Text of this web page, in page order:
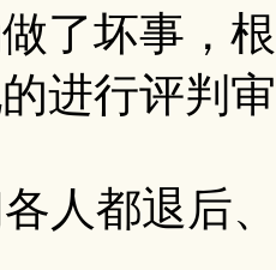
了坏事，
进行评判
人都退后